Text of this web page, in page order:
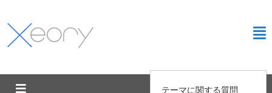
テーマに関する質問